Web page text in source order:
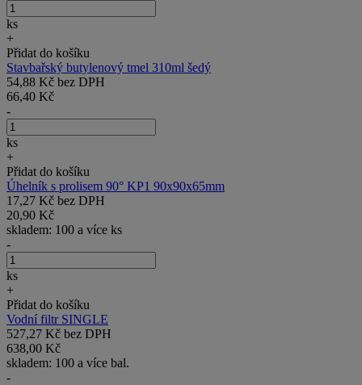
ks
+
Přidat do košíku
Stavbařský butylenový tmel 310ml šedý
54,88 Kč bez DPH
66,40 Kč
-
ks
+
Přidat do košíku
Úhelník s prolisem 90° KP1 90x90x65mm
17,27 Kč bez DPH
20,90 Kč
skladem: 100 a více ks
-
ks
+
Přidat do košíku
Vodní filtr SINGLE
527,27 Kč bez DPH
638,00 Kč
skladem: 100 a více bal.
-